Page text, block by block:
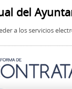
del
a los servicios